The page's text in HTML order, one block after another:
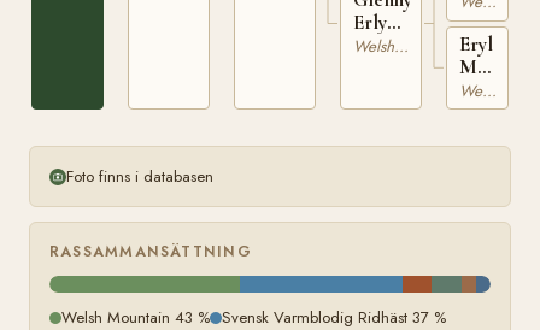
Erlyn
WSBWelsh Mountain
3033
Eryl
Marog
WSB
11045
Welsh Mountain
Foto finns i databasen
RASSAMMANSÄTTNING
Welsh Mountain 43 % Svensk Varmblodig Ridhäst 37 %